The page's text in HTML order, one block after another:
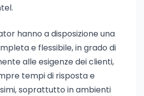
hanno a disposizione una
e flessibile, in grado di
alle esigenze dei clienti,
tempi di risposta e
soprattutto in ambienti